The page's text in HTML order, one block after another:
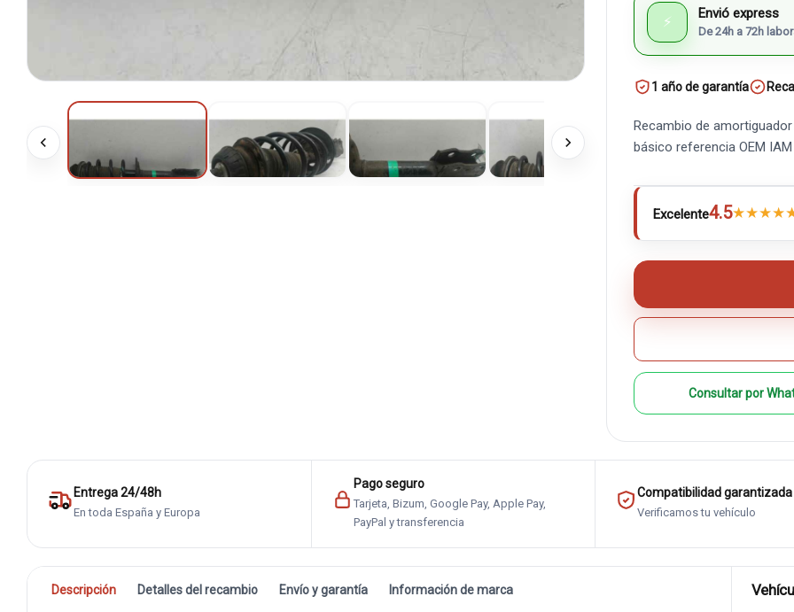
⚡ Envió express
De 24h a 72h
1 año de garantía
Recambio de
básico referencia OEM
Excelente4.5★★★★
Consultar por
Entrega 24/48h
En toda España y Europa
Pago seguro
Tarjeta, Bizum, Google Pay, Apple Pay,
PayPal y transferencia
Compatibilidad garantizada
Verificamos tu vehículo
Descripción Detalles del recambio Envío y garantía Información de marca